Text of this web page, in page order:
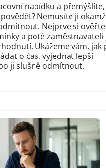
nabídku a přemýšlíte,
Nemusíte ji
Nejprve si ověřte
a poté zaměstnavateli
Ukážeme vám, jak
o čas, vyjednat lepší
ji slušně odmítnout.